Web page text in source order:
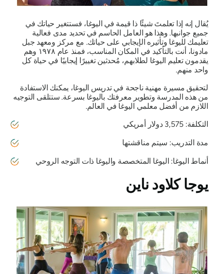
يُقال إنه إذا تعلمتَ شيئًا ذا قيمة في اليوغا، فستتغير حياتك في
جميع جوانبها. وهذا هو العامل الحاسم في تحديد مدى فعالية
تعليمك لليوغا وتأثيره الإيجابي على حياتك. مع مركز ومعهد جبل
مادونا، أنت بالتأكيد في المكان المناسب، فمنذ عام ١٩٧٨ وهم
يقدمون تعليم اليوغا لطلابهم، مُحدثين تغييرًا إيجابيًا في حياة كل
واحد منهم.
لتحقيق مسيرة مهنية ناجحة في تدريس اليوغا، يمكنك الاستفادة
من هذه المدرسة وتطوير معرفتك باليوغا بسرعة. ستتلقى التوجيه
اللازم من أفضل معلمي اليوغا في العالم.
التكلفة: 3,575 دولار أمريكي
مدة التدريب: سيتم مناقشتها
أنماط اليوغا: اليوغا المتخصصة واليوغا ذات التوجه الروحي
يوجا كلاود ناين